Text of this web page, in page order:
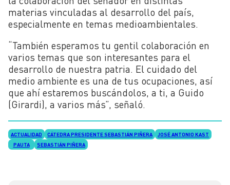
materias vinculadas al desarrollo del país,
especialmente en temas medioambientales.
“También esperamos tu gentil colaboración en
varios temas que son interesantes para el
desarrollo de nuestra patria. El cuidado del
medio ambiente es una de tus ocupaciones, así
que ahí estaremos buscándolos, a ti, a Guido
(Girardi), a varios más”, señaló.
ACTUALIDAD CÁTEDRA PRESIDENTE SEBASTIÁN PIÑERA
JOSÉ ANTONIO KAST
PAUTA
SEBASTIÁN PIÑERA